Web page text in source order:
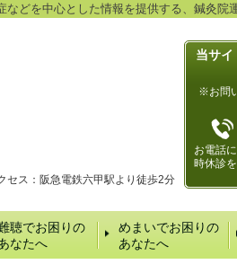
どを中心とした情報を提供する、鍼灸院
セス：阪急電鉄六甲駅より徒歩2分
当サイ
※お問
お電話
時休診
聴でお困りの
なたへ
めまいでお困りの
あなたへ